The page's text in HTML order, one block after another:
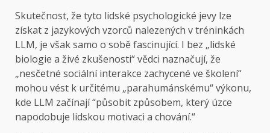
Skutečnost, že tyto lidské psychologické jevy lze
získat z jazykových vzorců nalezených v tréninkách
LLM, je však samo o sobě fascinující. I bez „lidské
biologie a živé zkušenosti“ vědci naznačují, že
„nesčetné sociální interakce zachycené ve školení“
mohou vést k určitému „parahumánskému“ výkonu,
kde LLM začínají “působit způsobem, který úzce
napodobuje lidskou motivaci a chování.“